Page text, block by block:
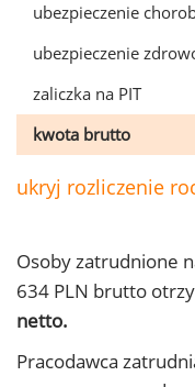
ubezpieczenie
ubezpieczenie
zaliczka na PIT
kwota brutto
ukryj rozliczenie
Osoby zatrudnione
634 PLN brutto
netto.
Pracodawca